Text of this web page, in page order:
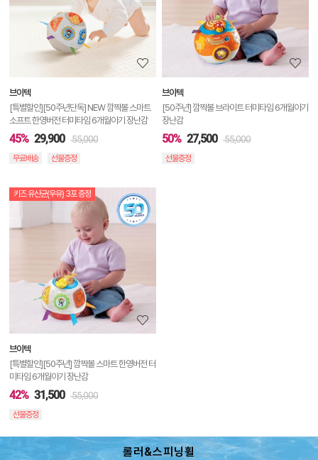
세
보
기
브이텍
[특별할인][50주년단독] NEW 깜짝볼 스마트
소프트 한영버전 터미타임 6개월아기 장난감
45% 29,900 55,000
무료배송 선물증정
브이텍
[50주년] 깜짝볼 브라이트 터미타임 6개월아기
장난감
50% 27,500 55,000
선물증정
키즈 유산균(우유) 3포 증정
품
정
보
기
브이텍
[특별할인][50주년] 깜짝볼 스마트 한영버전 터
미타임 6개월아기 장난감
42% 31,500 55,000
선물증정
롤러&스피닝휠